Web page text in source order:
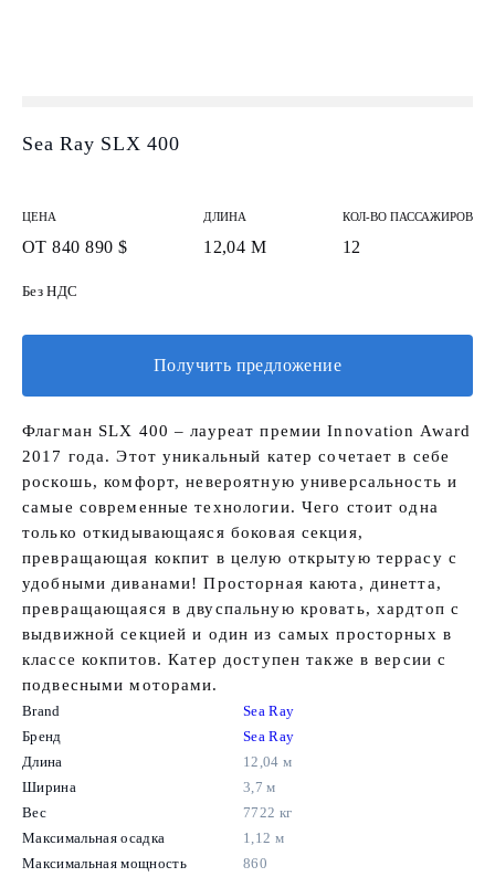
Sea Ray SLX 400
Флагман SLX 400 – лауреат премии Innovation Award
2017 года. Этот уникальный катер сочетает в себе
роскошь, комфорт, невероятную универсальность и
самые современные технологии. Чего стоит одна
только откидывающаяся боковая секция,
превращающая кокпит в целую открытую террасу с
удобными диванами! Просторная каюта, динетта,
превращающаяся в двуспальную кровать, хардтоп с
выдвижной секцией и один из самых просторных в
классе кокпитов. Катер доступен также в версии с
подвесными моторами.
Brand
Sea Ray
Бренд
Sea Ray
Длина
12,04 м
Ширина
3,7 м
Вес
7722 кг
Максимальная осадка
1,12 м
Максимальная мощность
860
ЦЕНА
ОТ 840 890 $
ДЛИНА
12,04 М
КОЛ-ВО ПАССАЖИРОВ
12
Без НДС
Получить предложение